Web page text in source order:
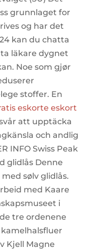
grunnlaget for
og har det
kan du chatta
läkare dygnet
Noe som gjør
stoffer. En
eskorte eskort
att upptäcka
och andlig
INFO Swiss Peak
glidlås Denne
sølv glidlås.
med Kaare
i
tre ordenene
Kjell Magne